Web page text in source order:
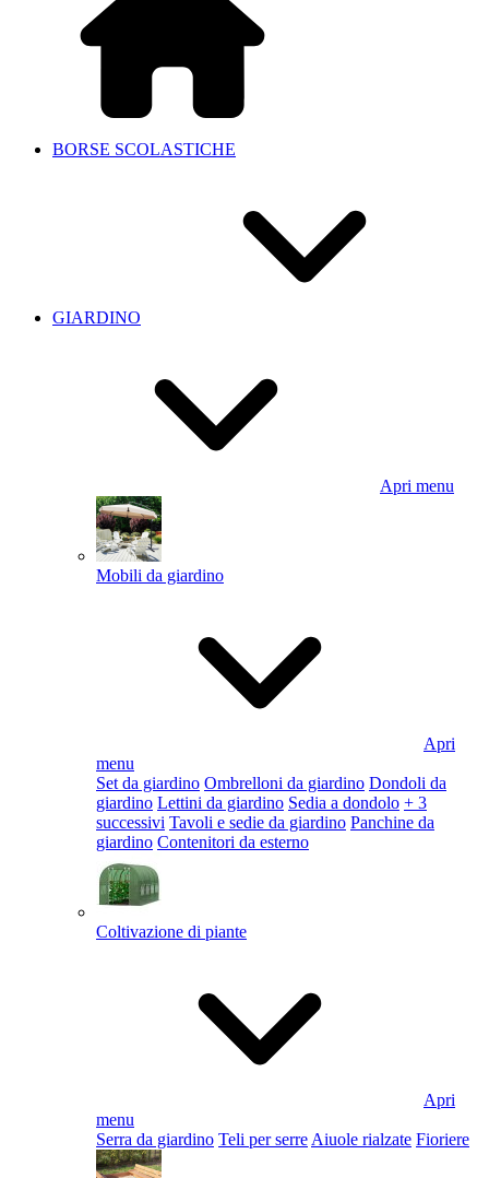
BORSE SCOLASTICHE
GIARDINO
Apri menu
Mobili da giardino
Apri
menu
Set da giardino Ombrelloni da giardino Dondoli da
giardino Lettini da giardino Sedia a dondolo + 3
successivi Tavoli e sedie da giardino Panchine da
giardino Contenitori da esterno
Coltivazione di piante
Apri
menu
Serra da giardino Teli per serre Aiuole rialzate Fioriere